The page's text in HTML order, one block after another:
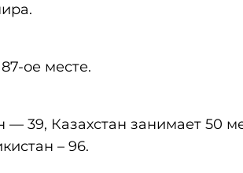
ое месте.
39, Казахстан занимает 50
– 96.